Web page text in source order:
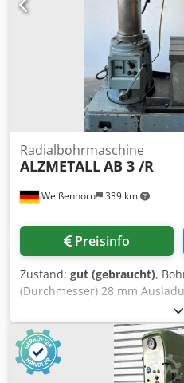
NOT Aus Taster vorne -
Behälter - Bedienungsanleitung
Weißenhorn 339 km
Radialbohrmaschine
ALZMETALLAB 3 /R
Preisinfo
Zustand: gut (gebraucht),
(Durchmesser) 28 mm
max. 1300 mm
MK3 Vorschübe 0,1-0,3 mm/
1.220 U/min
Maschinengewicht ca. 1,3 t
2,3 m inkl. Würfeltisch inkl.